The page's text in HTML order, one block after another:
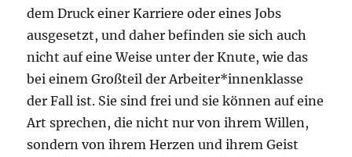
dem Druck einer Karriere oder eines Jobs
ausgesetzt, und daher befinden sie sich auch
nicht auf eine Weise unter der Knute, wie das
bei einem Großteil der Arbeiter*innenklasse
der Fall ist. Sie sind frei und sie können auf eine
Art sprechen, die nicht nur von ihrem Willen,
sondern von ihrem Herzen und ihrem Geist